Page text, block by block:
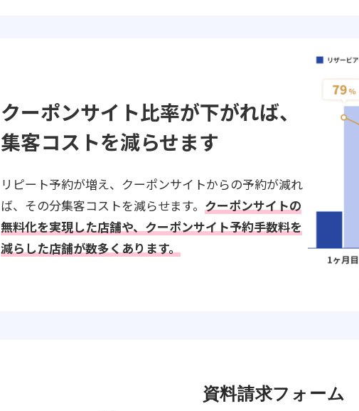
クーポンサイト比率が下がれば、
集客コストを減らせます
リピート予約が増え、クーポンサイトからの予約が減れ
ば、その分集客コストを減らせます。 クーポンサイトの
無料化を実現した店舗や、クーポンサイト予約手数料を
減らした店舗が数多くあります。
資料請求フォーム